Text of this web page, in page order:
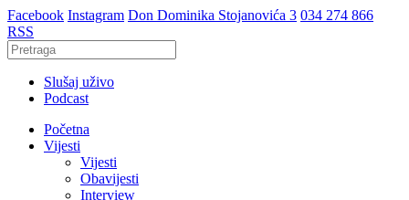
Facebook Instagram Don Dominika Stojanovića 3 034 274 866
RSS
Slušaj uživo
Podcast
Početna
Vijesti
Vijesti
Obavijesti
Interview